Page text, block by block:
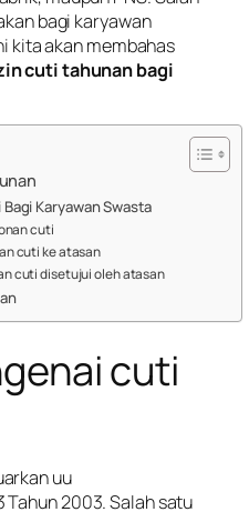
bagi karyawan
kita akan membahas
cuti tahunan bagi
Karyawan Swasta
cuti
cuti ke atasan
cuti disetujui oleh atasan
cuti
uu
Tahun 2003. Salah satu